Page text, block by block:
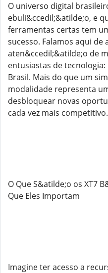
O universo digital
ebuli&ccedil;&atilde;o, e
ferramentas certas tem
sucesso. Falamos aqui de
aten&ccedil;&atilde;o de
entusiastas de
Brasil. Mais do que um
modalidade representa
desbloquear novas
cada vez mais competitivo.
O Que S&atilde;o os XT7
Que Eles Importam
Imagine ter acesso a